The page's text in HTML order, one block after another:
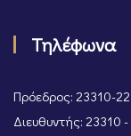
Τηλέφωνα
Πρόεδρος: 23310-
Διευθυντής: 23310